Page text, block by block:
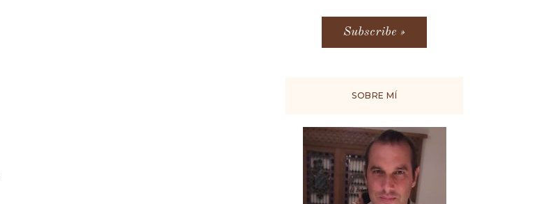
SOBRE MÍ